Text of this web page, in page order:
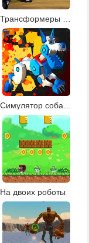
На двоих роботы